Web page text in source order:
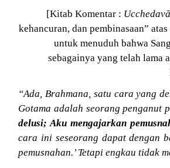
[Kitab Komentar :
kehancuran, dan pembinasaan”
untuk menuduh bahwa
sebagainya yang telah lama
“Ada, Brahmana, satu cara yang
Gotama adalah seorang penganut
delusi; Aku mengajarkan
cara ini seseorang dapat dengan
pemusnahan.’ Tetapi engkau tidak